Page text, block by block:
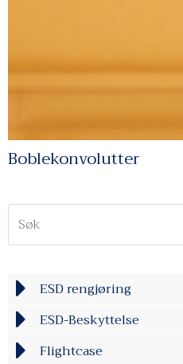
Boblekonvolutter
ESD rengjøring
ESD-Beskyttelse
Flightcase